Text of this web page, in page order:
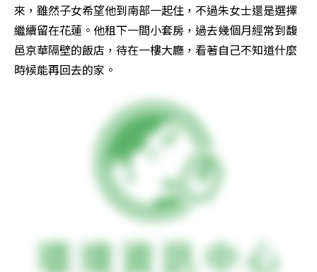
來，雖然子女希望他到南部一起住，不過朱女士還是選擇
繼續留在花蓮。他租下一間小套房，過去幾個月經常到馥
邑京華隔壁的飯店，待在一樓大廳，看著自己不知道什麼
時候能再回去的家。